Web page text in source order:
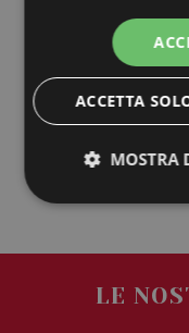
LE
ACCETTA
MOSTRA